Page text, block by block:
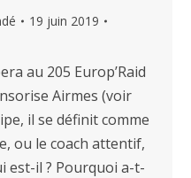
19 juin 2019
au 205 Europ’Raid
Airmes (voir
il se définit comme
ou le coach attentif,
est-il ? Pourquoi a-t-